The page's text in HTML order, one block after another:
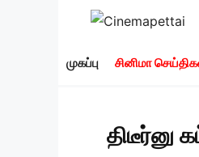
முகப்பு சினிமா
திடீர்னு